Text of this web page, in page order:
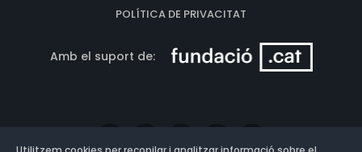
POLÍTICA DE PRIVACITAT
Amb el suport de: